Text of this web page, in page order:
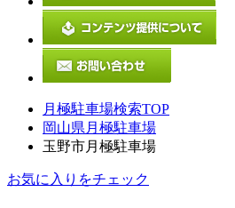
月極駐車場検索TOP
岡山県月極駐車場
玉野市月極駐車場
お気に入りをチェック